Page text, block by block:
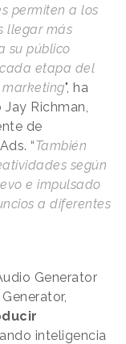
permiten a los
llegar más
su público
etapa del
", ha
Richman,
de
“También
según
e impulsado
a diferentes
Generator
inteligencia